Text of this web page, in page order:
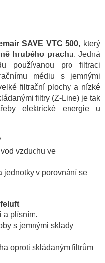
SAVE VTC 500, který
hrubého prachu. Jedná
používanou pro filtraci
médiu s jemnými
filtrační plochy a nízké
filtry (Z-Line) je tak
elektrické energie u
vzduchu ve
jednotky v porovnání se
a plísním.
s jemnými sklady
oproti skládaným filtrům